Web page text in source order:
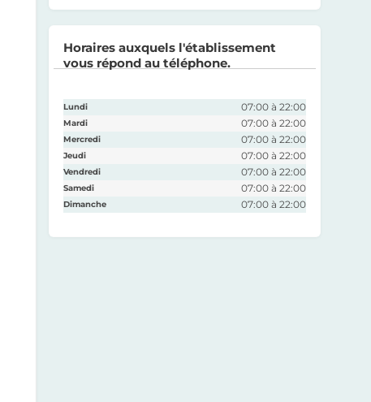
k
m
Horaires auxquels l'établissement
vous répond au téléphone.
Lundi 07:00 à 22:00
Mardi 07:00 à 22:00
Mercredi 07:00 à 22:00
Jeudi 07:00 à 22:00
Vendredi 07:00 à 22:00
Samedi 07:00 à 22:00
Dimanche 07:00 à 22:00